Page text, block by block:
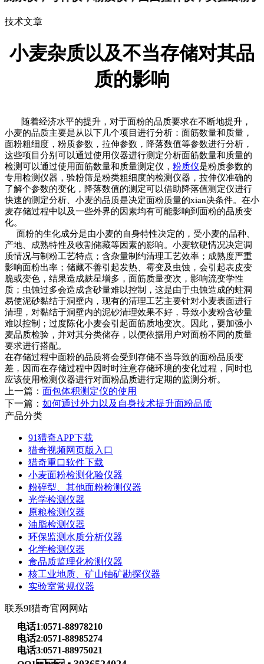
技术文章
小麦杂质以及不当存储对其品
质的影响
随着经济水平的提升，对于面粉的品质要求在不断地提升，
小麦的品质主要是从以下几个项目进行分析：面筋数量和质量，
面粉粗细度，粉质参数，拉伸参数，降落数值等参数进行分析，
这些项目分别可以通过使用仪器进行测定分析面筋数量和质量的
检测可以通过使用面筋数量和质量测定仪， 粉质仪是粉质参数的
专用检测仪器，验粉筛是粉类粗细度的检测仪器，拉伸仪准确的
了解个参数的变化，降落数值的测定可以借助降落值测定仪进行
快速的测定分析、小麦的品质是决定面粉质量的xian决条件。在小
麦存储过程中以及一些外界的因素均有可能影响到面粉的品质变
化。
面粉的生化成分是由小麦的自身特性决定的，受小麦的品种、
产地、成熟特性及收割储藏等因素的影响。小麦软硬情况决定调
质情况与制粉工艺特点；含杂量制约清理工艺效率；成熟度严重
影响面粉出率；储藏不善引起发热、霉变及虫蚀，会引起表皮变
脆或变色，结果造成麸星增多，面筋质量变次，影响流变学性
质；虫蚀过多会造成含砂量难以控制，这是由于虫蚀造成的蛀洞
易使泥砂黏结于洞壁内，现有的清理工艺主要针对小麦表面进行
清理，对黏结于洞壁内的泥砂清理效果不好，导致小麦粉含砂量
难以控制；过度陈化小麦会引起面筋质地变次。因此，要加强小
麦品质检验，并对其分类储存，以便依据用户对面粉不同的质量
要求进行搭配。
在存储过程中面粉的品质将会受到存储不当导致的面粉品质变
差，因而在存储过程中因时时注意存储环境的变化过程，同时也
应该使用检测仪器进行对面粉品质进行定期的监测分析。
上一篇： 面包体积测定仪的使用
下一篇： 如何通过外力以及自身技术提升面粉品质
产品分类
91猎奇APP下载
猎奇视频网页版入口
猎奇重口软件下载
小麦面粉检测化验仪器
粉碎型、其他面粉检测仪器
光学检测仪器
原粮检测仪器
油脂检测仪器
环保监测水质分析仪器
化学检测仪器
食品质监理化检测仪器
核工业地质、矿山铀矿勘探仪器
实验室常规仪器
联系9I猎奇官网网站
电话1:0571-88978210
电话2:0571-88985274
电话3:0571-88975021